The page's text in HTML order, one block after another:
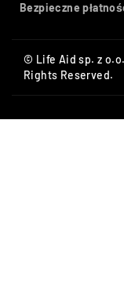
Bezpieczne
© Life Aid sp. z
Rights Reserved.